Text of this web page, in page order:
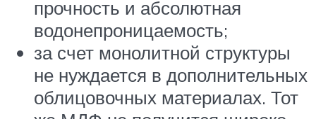
прочность и абсолютная
водонепроницаемость;
за счет монолитной структуры
не нуждается в дополнительных
облицовочных материалах. Тот